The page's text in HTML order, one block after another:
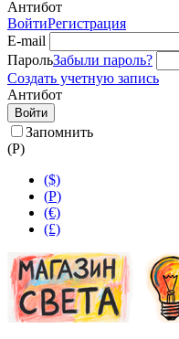
Антибот
ВойтиРегистрация
E-mail
ПарольЗабыли пароль?
Создать учетную запись
Антибот
Войти
Запомнить
(Р)
($)
(Р)
(€)
(£)